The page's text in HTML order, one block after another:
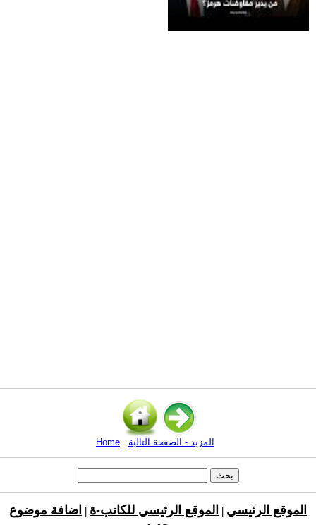
Home المزيد - الصفحة التالية
الموقع الرئيسي الموقع الرئيسي للكاتب-ة
اضافة موضوع